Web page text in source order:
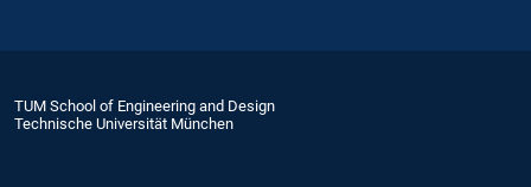
TUM School of Engineering and Design
Technische Universität München